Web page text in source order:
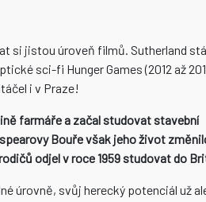
si jistou úroveň filmů. Sutherland
sci-fi Hunger Games (2012 až
i v Praze!
farmáře a začal studovat stavební
Bouře však jeho život
odjel v roce 1959 studovat do
úrovně, svůj herecký potenciál už